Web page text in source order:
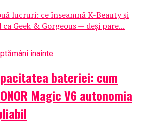
lucruri: ce înseamnă K-Beauty și
Geek & Gorgeous — deși pare...
inainte
bateriei: cum
Magic V6 autonomia